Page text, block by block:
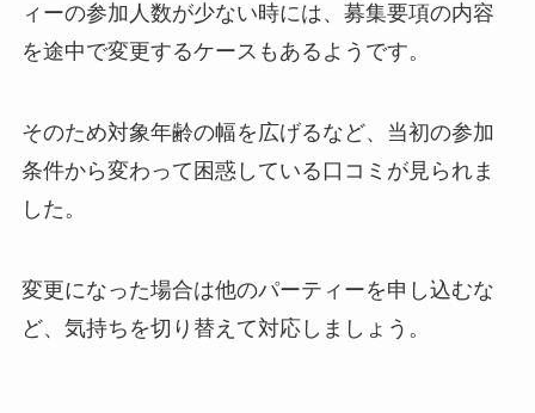
ィーの参加人数が少ない時には、募集要項の内容
を途中で変更するケースもあるようです。
そのため対象年齢の幅を広げるなど、当初の参加
条件から変わって困惑している口コミが見られま
した。
変更になった場合は他のパーティーを申し込むな
ど、気持ちを切り替えて対応しましょう。